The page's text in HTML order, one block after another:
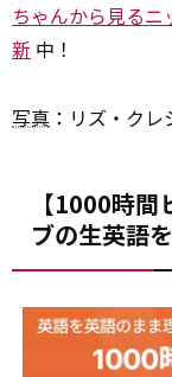
ちゃんから見るニ
新 中！
写真 ：リズ・クレ
【1000時
ブの生英語